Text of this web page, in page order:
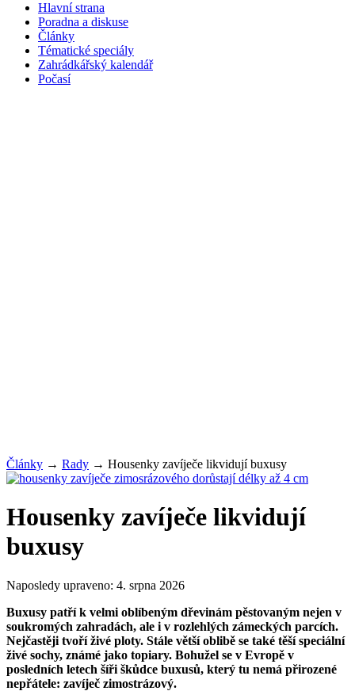
Hlavní strana
Poradna a diskuse
Články
Tématické speciály
Zahrádkářský kalendář
Počasí
Články → Rady → Housenky zavíječe likvidují buxusy
Housenky zavíječe likvidují
buxusy
Naposledy upraveno: 4. srpna 2026
Buxusy patří k velmi oblíbeným dřevinám pěstovaným nejen v
soukromých zahradách, ale i v rozlehlých zámeckých parcích.
Nejčastěji tvoří živé ploty. Stále větší oblibě se také těší speciální
živé sochy, známé jako topiary. Bohužel se v Evropě v
posledních letech šíři škůdce buxusů, který tu nemá přirozené
nepřátele: zavíječ zimostrázový.